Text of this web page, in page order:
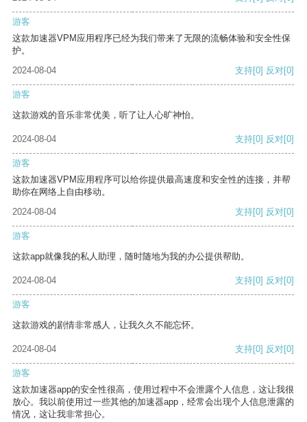
游客
这款加速器VPM应用程序已经为我们带来了无限的流畅体验和安全性保
护。
2024-08-04
支持[0] 反对[0]
游客
这款游戏的音乐非常优美，听了让人心旷神怡。
2024-08-04 支持[0] 反对[0]
游客
这款加速器VPM应用程序可以给你提供最高速度和安全性的连接，并帮
助你在网络上自由移动。
2024-08-04
支持[0] 反对[0]
游客
这款app就像我的私人助理，随时随地为我的办公提供帮助。
2024-08-04 支持[0] 反对[0]
游客
这款游戏的剧情非常感人，让我久久不能忘怀。
2024-08-04 支持[0] 反对[0]
游客
这款加速器app的安全性很高，使用过程中不会泄露个人信息，这让我很
放心。我以前使用过一些其他的加速器app，经常会出现个人信息泄露的
情况，这让我非常担心。